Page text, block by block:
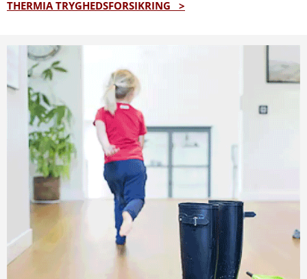
THERMIA TRYGHEDSFORSIKRING >